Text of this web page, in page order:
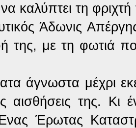
να καλύπτει τη
Άδωνις
της, με τη φωτιά
άγνωστα μέχρι
αισθήσεις της.
Ένας Έρωτας